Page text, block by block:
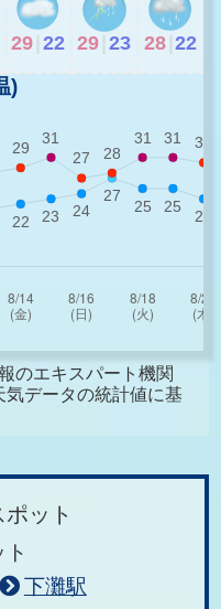
29 22 29 23 28 22
)
のエキスパート機関
データの統計値に基
ット
下灘駅